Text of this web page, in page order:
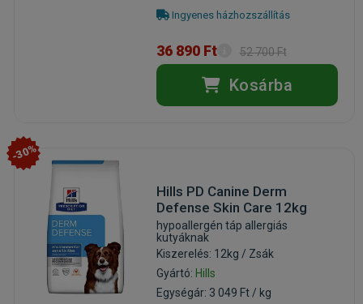
Ingyenes házhozszállítás
36 890 Ft 52 700 Ft
Kosárba
-30%
Hills PD Canine Derm
Defense Skin Care 12kg
hypoallergén táp allergiás
kutyáknak
Kiszerelés: 12kg / Zsák
Gyártó: Hills
Egységár: 3 049 Ft / kg